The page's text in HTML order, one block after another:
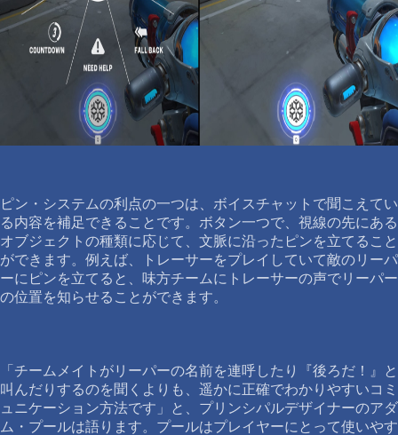
ピン・システムの利点の一つは、ボイスチャットで聞こえてい
る内容を補足できることです。ボタン一つで、視線の先にある
オブジェクトの種類に応じて、文脈に沿ったピンを立てること
ができます。例えば、トレーサーをプレイしていて敵のリーパ
ーにピンを立てると、味方チームにトレーサーの声でリーパー
の位置を知らせることができます。
「チームメイトがリーパーの名前を連呼したり『後ろだ！』と
叫んだりするのを聞くよりも、遥かに正確でわかりやすいコミ
ュニケーション方法です」と、プリンシパルデザイナーのアダ
ム・プールは語ります。プールはプレイヤーにとって使いやす